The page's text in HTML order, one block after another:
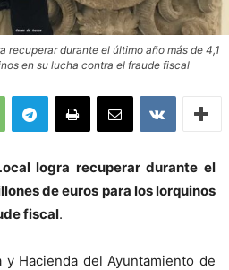
recuperar durante el último año más de 4,1
en su lucha contra el fraude fiscal
logra recuperar durante el
de euros para los lorquinos
fiscal.
y Hacienda del Ayuntamiento de